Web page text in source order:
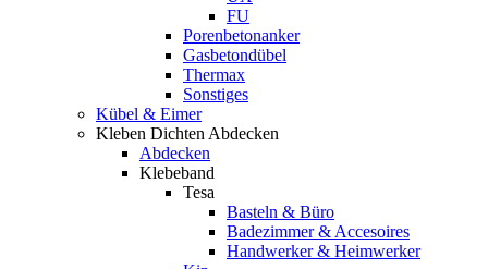
FU
Porenbetonanker
Gasbetondübel
Thermax
Sonstiges
Kübel & Eimer
Kleben Dichten Abdecken
Abdecken
Klebeband
Tesa
Basteln & Büro
Badezimmer & Accesoires
Handwerker & Heimwerker